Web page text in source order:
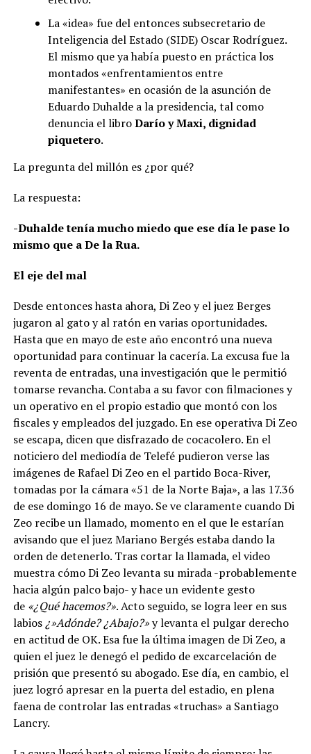
La «idea» fue del entonces subsecretario de
Inteligencia del Estado (SIDE) Oscar Rodríguez.
El mismo que ya había puesto en práctica los
montados «enfrentamientos entre
manifestantes» en ocasión de la asunción de
Eduardo Duhalde a la presidencia, tal como
denuncia el libroDarío y Maxi, dignidad
piquetero.
La pregunta del millón es ¿por qué?
La respuesta:
-Duhalde tenía mucho miedo que ese día le pase lo
mismo que a De la Rua.
El eje del mal
Desde entonces hasta ahora, Di Zeo y el juez Berges
jugaron al gato y al ratón en varias oportunidades.
Hasta que en mayo de este año encontró una nueva
oportunidad para continuar la cacería. La excusa fue la
reventa de entradas, una investigación que le permitió
tomarse revancha. Contaba a su favor con filmaciones y
un operativo en el propio estadio que montó con los
fiscales y empleados del juzgado. En ese operativa Di Zeo
se escapa, dicen que disfrazado de cocacolero. En el
noticiero del mediodía de Telefé pudieron verse las
imágenes de Rafael Di Zeo en el partido Boca-River,
tomadas por la cámara «51 de la Norte Baja», a las 17.36
de ese domingo 16 de mayo. Se ve claramente cuando Di
Zeo recibe un llamado, momento en el que le estarían
avisando que el juez Mariano Bergés estaba dando la
orden de detenerlo. Tras cortar la llamada, el video
muestra cómo Di Zeo levanta su mirada -probablemente
hacia algún palco bajo- y hace un evidente gesto
de «¿Qué hacemos?». Acto seguido, se logra leer en sus
labios ¿»Adónde? ¿Abajo?»y levanta el pulgar derecho
en actitud de OK. Esa fue la última imagen de Di Zeo, a
quien el juez le denegó el pedido de excarcelación de
prisión que presentó su abogado. Ese día, en cambio, el
juez logró apresar en la puerta del estadio, en plena
faena de controlar las entradas «truchas» a Santiago
Lancry.